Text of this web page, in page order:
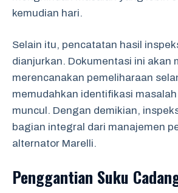
kemudian hari.
Selain itu, pencatatan hasil
dianjurkan. Dokumentasi ini akan
merencanakan pemeliharaan
memudahkan identifikasi
muncul. Dengan demikian,
bagian integral dari manajemen
alternator Marelli.
Penggantian Suku